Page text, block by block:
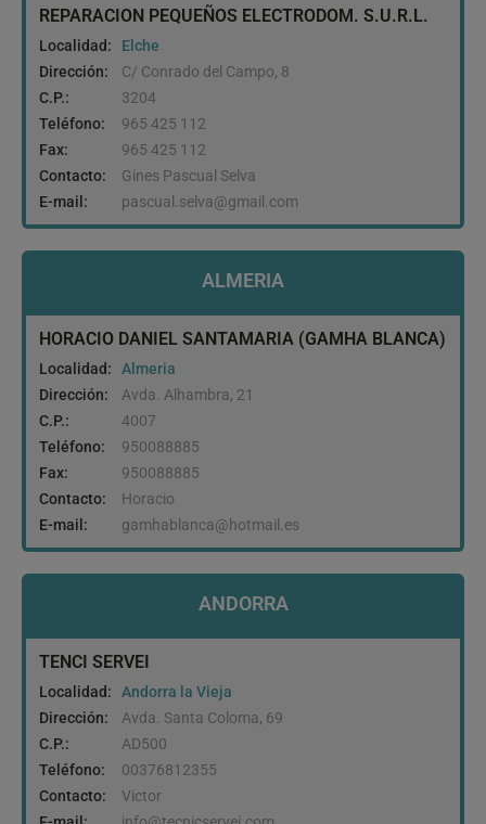
REPARACION PEQUEÑOS ELECTRODOM. S.U.R.L.
Localidad:
Elche
Dirección:
C/ Conrado del Campo, 8
C.P.:
3204
Teléfono:
965 425 112
Fax:
965 425 112
Contacto:
Gines Pascual Selva
E-mail:
pascual.selva@gmail.com
ALMERIA
HORACIO DANIEL SANTAMARIA (GAMHA BLANCA)
Localidad:
Almeria
Dirección:
Avda. Alhambra, 21
C.P.:
4007
Teléfono:
950088885
Fax:
950088885
Contacto:
Horacio
E-mail:
gamhablanca@hotmail.es
ANDORRA
TENCI SERVEI
Localidad:
Andorra la Vieja
Dirección:
Avda. Santa Coloma, 69
C.P.:
AD500
Teléfono:
00376812355
Contacto:
Victor